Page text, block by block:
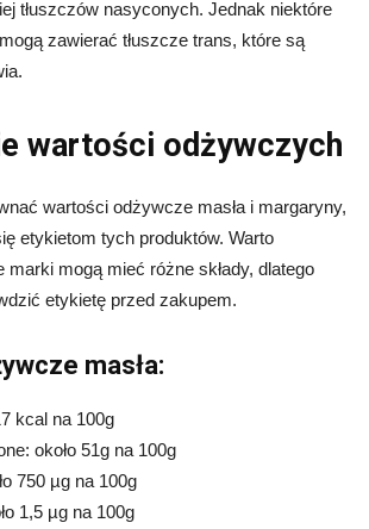
tłuszczów nasyconych. Jednak niektóre
zawierać tłuszcze trans, które są
wartości odżywczych
wartości odżywcze masła i margaryny,
etykietom tych produktów. Warto
mogą mieć różne składy, dlatego
etykietę przed zakupem.
masła:
kcal na 100g
około 51g na 100g
750 µg na 100g
1,5 µg na 100g